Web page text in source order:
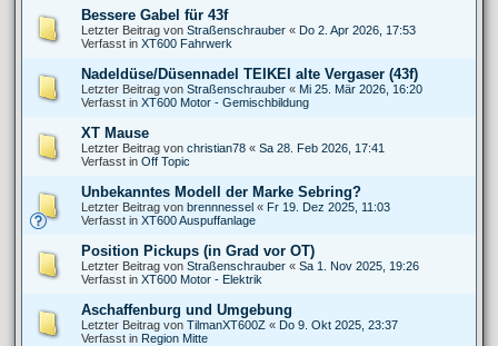
Bessere Gabel für 43f
Letzter Beitrag von Straßenschrauber « Do 2. Apr 2026, 17:53
Verfasst in XT600 Fahrwerk
Nadeldüse/Düsennadel TEIKEI alte Vergaser (43f)
Letzter Beitrag von Straßenschrauber « Mi 25. Mär 2026, 16:20
Verfasst in XT600 Motor - Gemischbildung
XT Mause
Letzter Beitrag von christian78 « Sa 28. Feb 2026, 17:41
Verfasst in Off Topic
Unbekanntes Modell der Marke Sebring?
Letzter Beitrag von brennnessel « Fr 19. Dez 2025, 11:03
Verfasst in XT600 Auspuffanlage
Position Pickups (in Grad vor OT)
Letzter Beitrag von Straßenschrauber « Sa 1. Nov 2025, 19:26
Verfasst in XT600 Motor - Elektrik
Aschaffenburg und Umgebung
Letzter Beitrag von TilmanXT600Z « Do 9. Okt 2025, 23:37
Verfasst in Region Mitte